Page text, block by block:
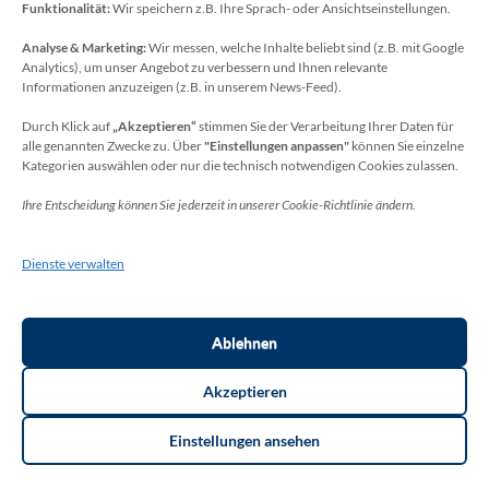
Funktionalität:Wir speichern z.B. Ihre Sprach- oder Ansichtseinstellungen.
Analyse & Marketing:Wir messen, welche Inhalte beliebt sind (z.B. mit Google
Analytics), um unser Angebot zu verbessern und Ihnen relevante
Informationen anzuzeigen (z.B. in unserem News-Feed).
Durch Klick auf „Akzeptieren“ stimmen Sie der Verarbeitung Ihrer Daten für
alle genannten Zwecke zu. Über"Einstellungen anpassen" können Sie einzelne
Kategorien auswählen oder nur die technisch notwendigen Cookies zulassen.
Ihre Entscheidung können Sie jederzeit in unserer Cookie-Richtlinie ändern.
Dienste verwalten
Akzeptieren
Ablehnen
Einstellungen ansehen
Datenschutzbeauftragter
Sie erreichen unseren Datenschutzbeauftragten
unter:
Wolfgang Dax-Rommswinkel
Schulamt für den Rhein-Sieg Kreis
Kaiser-Wilhelm-Platz 1
Deutschland
E-Mail: datenschutz-schulen[at]rhein-sieg-kreis.de